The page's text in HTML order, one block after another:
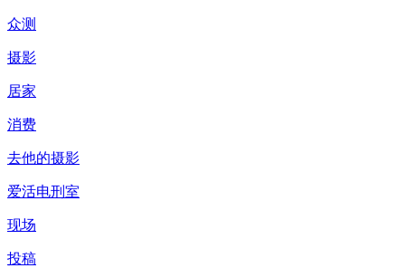
众测
摄影
居家
消费
去他的摄影
爱活电刑室
现场
投稿